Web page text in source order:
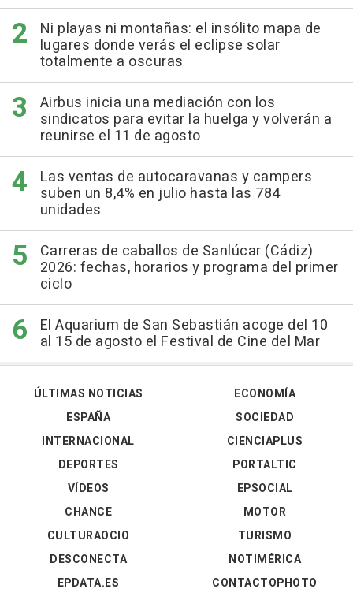
Ni playas ni montañas: el insólito mapa de
lugares donde verás el eclipse solar
totalmente a oscuras
Airbus inicia una mediación con los
sindicatos para evitar la huelga y volverán a
reunirse el 11 de agosto
Las ventas de autocaravanas y campers
suben un 8,4% en julio hasta las 784
unidades
Carreras de caballos de Sanlúcar (Cádiz)
2026: fechas, horarios y programa del primer
ciclo
El Aquarium de San Sebastián acoge del 10
al 15 de agosto el Festival de Cine del Mar
ÚLTIMAS NOTICIAS
ESPAÑA
INTERNACIONAL
DEPORTES
VÍDEOS
ECONOMÍA
SOCIEDAD
CIENCIAPLUS
PORTALTIC
EPSOCIAL
CHANCE
CULTURAOCIO
DESCONECTA
EPDATA.ES
MOTOR
TURISMO
NOTIMÉRICA
CONTACTOPHOTO